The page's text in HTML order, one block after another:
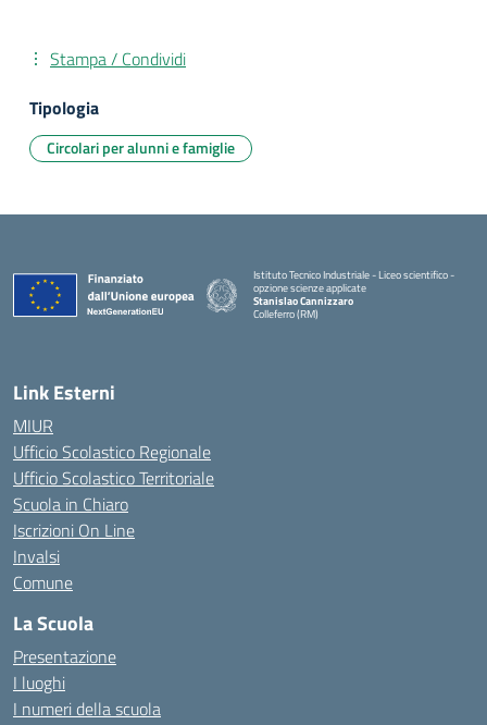
Stampa / Condividi
Tipologia
Circolari per alunni e famiglie
Istituto Tecnico Industriale - Liceo scientifico -
opzione scienze applicate
Stanislao Cannizzaro
Colleferro (RM)
Link Esterni
MIUR
Ufficio Scolastico Regionale
Ufficio Scolastico Territoriale
Scuola in Chiaro
Iscrizioni On Line
Invalsi
Comune
La Scuola
Presentazione
I luoghi
I numeri della scuola